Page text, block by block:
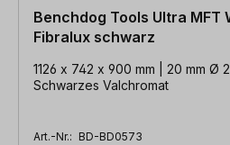
Benchdog Tools Ultra MFT
Fibralux schwarz
1126 x 742 x 900 mm | 20 mm Ø
Schwarzes Valchromat
Art.-Nr.: BD-BD0573